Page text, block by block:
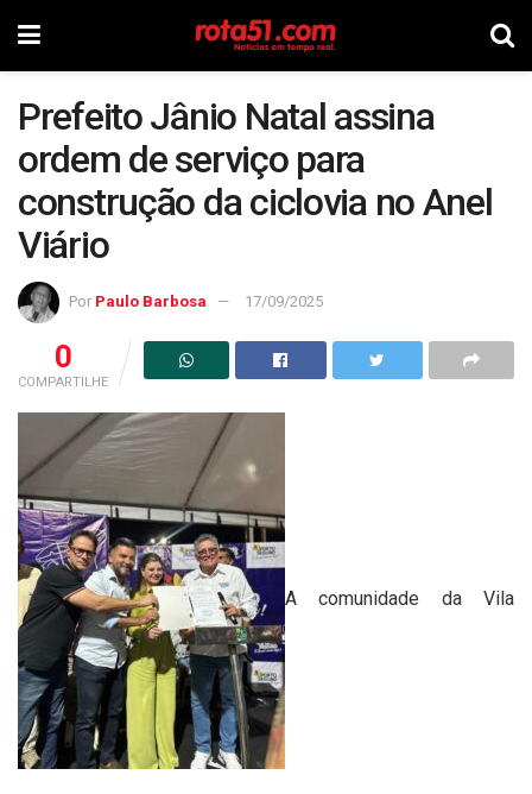
Prefeito Jânio Natal assina
ordem de serviço para
construção da ciclovia no Anel
Viário
Por Paulo Barbosa 17/09/2025
0
COMPARTILHE
A comunidade da Vila